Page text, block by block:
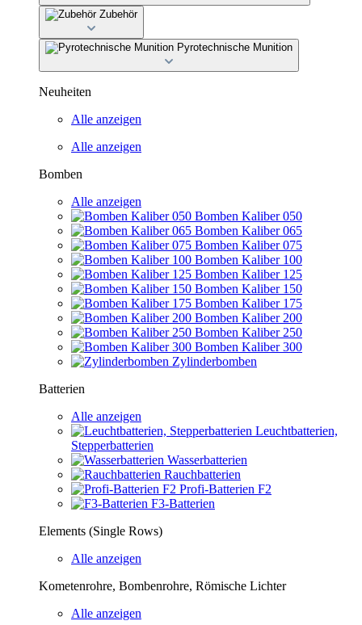
Zubehör
Pyrotechnische Munition
Neuheiten
Alle anzeigen
Alle anzeigen
Bomben
Alle anzeigen
Bomben Kaliber 050
Bomben Kaliber 065
Bomben Kaliber 075
Bomben Kaliber 100
Bomben Kaliber 125
Bomben Kaliber 150
Bomben Kaliber 175
Bomben Kaliber 200
Bomben Kaliber 250
Bomben Kaliber 300
Zylinderbomben
Batterien
Alle anzeigen
Leuchtbatterien,
Stepperbatterien
Wasserbatterien
Rauchbatterien
Profi-Batterien F2
F3-Batterien
Elements (Single Rows)
Alle anzeigen
Kometenrohre, Bombenrohre, Römische Lichter
Alle anzeigen